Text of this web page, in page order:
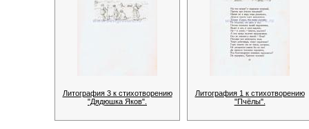
Литография 3 к стихотворению
"Дядюшка Яков".
Литография 1 к стихотворению
"Пчёлы".